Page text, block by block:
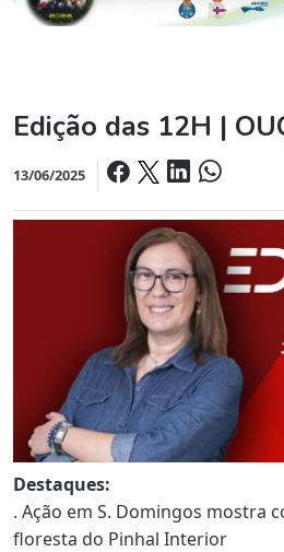
Edição das 12H |
13/06/2025
Destaques:
. Ação em S. Domingos mostra
floresta do Pinhal Interior